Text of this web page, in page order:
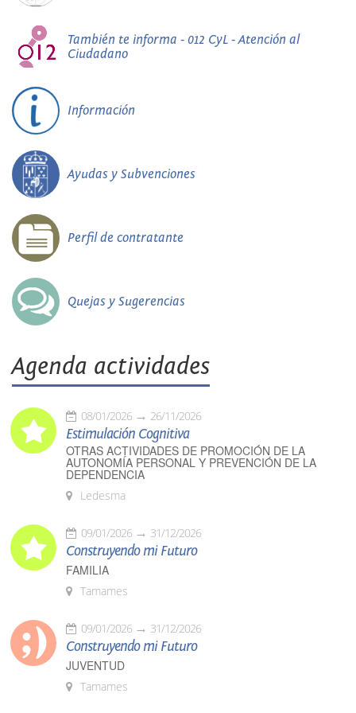
También te informa - 012 CyL - Atención al
Ciudadano
Información
Ayudas y Subvenciones
Perfil de contratante
Quejas y Sugerencias
Agenda actividades
08/01/2026 26/11/2026
Estimulación Cognitiva
OTRAS ACTIVIDADES DE PROMOCIÓN DE LA
AUTONOMÍA PERSONAL Y PREVENCIÓN DE LA
DEPENDENCIA
Ledesma
09/01/2026 31/12/2026
Construyendo mi Futuro
FAMILIA
Tamames
09/01/2026 31/12/2026
Construyendo mi Futuro
JUVENTUD
Tamames